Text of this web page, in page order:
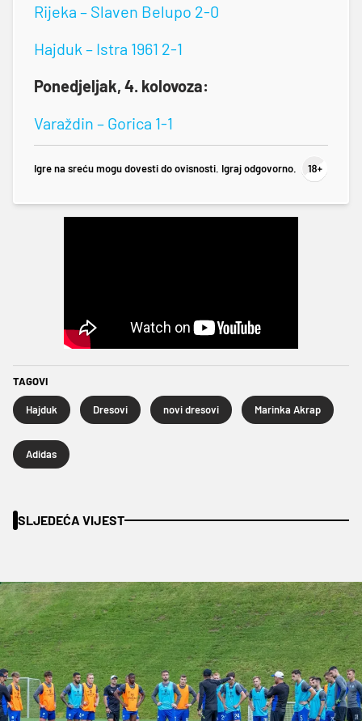
Rijeka – Slaven Belupo 2-0
Hajduk – Istra 1961 2-1
Ponedjeljak, 4. kolovoza:
Varaždin – Gorica 1-1
Igre na sreću mogu dovesti do ovisnosti. Igraj odgovorno.
TAGOVI
Hajduk Dresovi novi dresovi Marinka Akrap
Adidas
SLJEDEĆA VIJEST